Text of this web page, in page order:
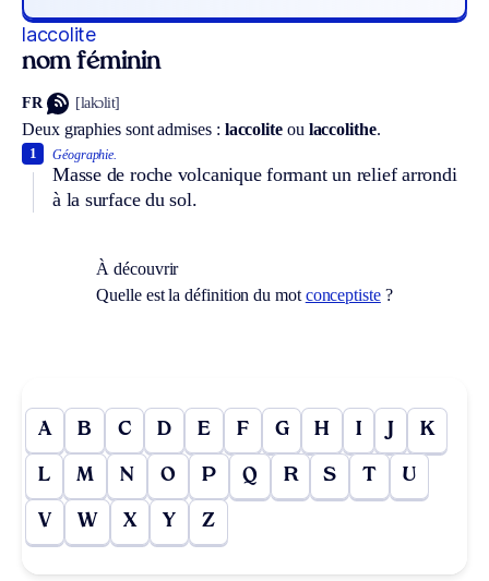
laccolite
nom féminin
FR [lakɔlit]
Deux graphies sont admises : laccoliteou laccolithe.
Géographie.
Masse de roche volcanique formant un relief arrondi
à la surface du sol.
1
À découvrir
Quelle est la définition du mot conceptiste?
A B C D E F G H I J K
L M N O P Q R S T U
V W X Y Z